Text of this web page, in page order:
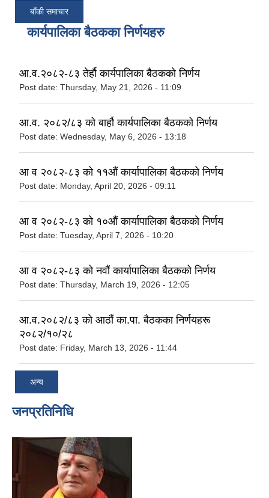
बाँकी समाचार
कार्यपालिका बैठकका निर्णयहरु
आ.व.२०८२-८३ तेर्हौ कार्यपालिका बैठकको निर्णय
Post date: Thursday, May 21, 2026 - 11:09
आ.व. २०८२/८३ को बार्हौ कार्यपालिका बैठकको निर्णय
Post date: Wednesday, May 6, 2026 - 13:18
आ व २०८२-८३ को ११औं कार्यापालिका बैठकको निर्णय
Post date: Monday, April 20, 2026 - 09:11
आ व २०८२-८३ को १०औं कार्यापालिका बैठकको निर्णय
Post date: Tuesday, April 7, 2026 - 10:20
आ व २०८२-८३ को नवौं कार्यापालिका बैठकको निर्णय
Post date: Thursday, March 19, 2026 - 12:05
आ.व.२०८२/८३ काे आठौं का.पा. बैठकका निर्णयहरू
२०८२/१०/२८
Post date: Friday, March 13, 2026 - 11:44
अन्य
जनप्रतिनिधि